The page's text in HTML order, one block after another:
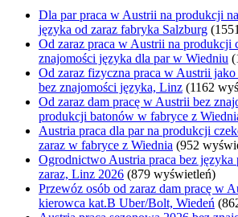
Dla par praca w Austrii na produkcji
języka od zaraz fabryka Salzburg
Od zaraz praca w Austrii na produkcji
znajomości języka dla par w Wiedniu
Od zaraz fizyczna praca w Austrii
bez znajomości języka, Linz (1162
Od zaraz dam pracę w Austrii bez
produkcji batonów w fabryce z
Austria praca dla par na produkcji
zaraz w fabryce z Wiednia (952
Ogrodnictwo Austria praca bez języka
zaraz, Linz 2026 (879 wyświetleń)
Przewóz osób od zaraz dam pracę w
kierowca kat.B Uber/Bolt, Wiedeń